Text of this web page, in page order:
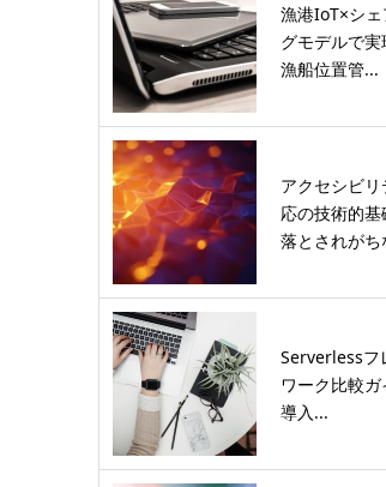
漁港IoT×シェ
グモデルで実
漁船位置管...
アクセシビ
応の技術的基
落とされがち
Serverlessフ
ワーク比較ガ
導入...